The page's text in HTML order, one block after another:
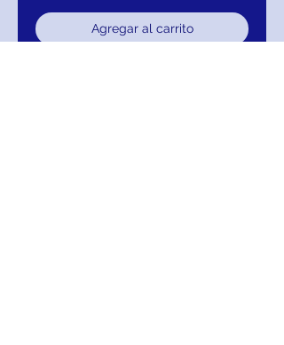
Agregar al carrito